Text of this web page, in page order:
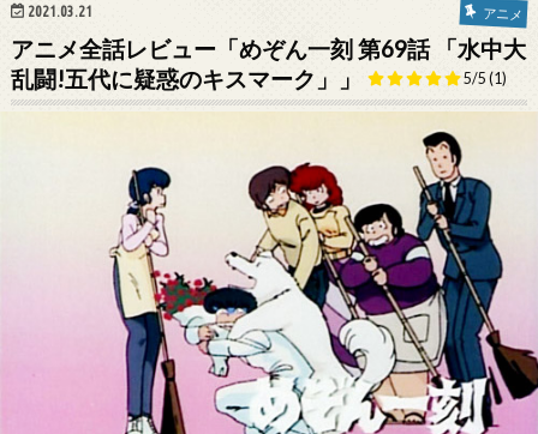
2021.03.21 アニメ
アニメ全話レビュー「めぞん一刻 第69話 「水中大
乱闘!五代に疑惑のキスマーク」」
5/5 (1)